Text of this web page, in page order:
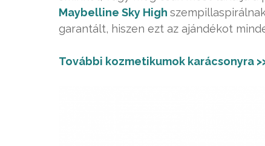
Maybelline Sky High
garantált, hiszen ezt az ajándékot
További kozmetikumok karácsonyra